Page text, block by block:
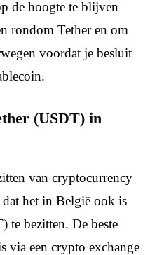
de hoogte te blijven
rondom Tether en om
voordat je besluit
(USDT) in
van cryptocurrency
het in België ook is
te bezitten. De beste
via een crypto exchange